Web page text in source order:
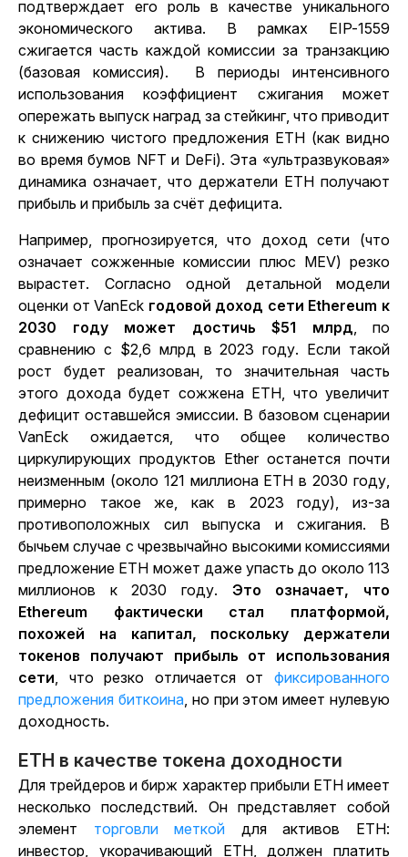
подтверждает его роль в качестве уникального
экономического актива. В рамках EIP-1559
сжигается часть каждой комиссии за транзакцию
(базовая комиссия).
В периоды интенсивного
использования коэффициент сжигания может
опережать выпуск наград за стейкинг, что приводит
к снижению чистого предложения ETH (как видно
во время бумов NFT и DeFi). Эта «ультразвуковая»
динамика означает, что держатели ETH получают
прибыль и прибыль за счёт дефицита.
Например, прогнозируется, что доход сети (что
означает сожженные комиссии плюс MEV) резко
вырастет. Согласно одной детальной модели
оценки от VanEck годовой доход сети Ethereum к
2030 году может достичь $51 млрд, по
сравнению с $2,6 млрд в 2023 году. Если такой
рост будет реализован, то значительная часть
этого дохода будет сожжена ETH, что увеличит
дефицит оставшейся эмиссии. В базовом сценарии
VanEck ожидается, что общее количество
циркулирующих продуктов Ether останется почти
неизменным (около 121 миллиона ETH в 2030 году,
примерно такое же, как в 2023 году), из-за
противоположных сил выпуска и сжигания. В
бычьем случае с чрезвычайно высокими комиссиями
предложение ETH может даже упасть до около 113
миллионов к 2030 году. Это означает, что
Ethereum фактически стал платформой,
похожей на капитал, поскольку держатели
токенов получают прибыль от использования
сети, что резко отличается от фиксированного
предложения биткоина, но при этом имеет нулевую
доходность.
ETH в качестве токена доходности
Для трейдеров и бирж характер прибыли ETH имеет
несколько последствий. Он представляет собой
элемент торговли меткой для активов ETH:
инвестор, укорачивающий ETH, должен платить